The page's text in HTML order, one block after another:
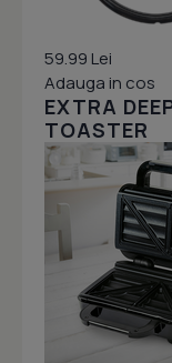
59.99 Lei
Adauga in cos
EXTRA
TOASTER